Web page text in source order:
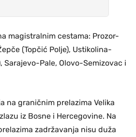
magistralnim cestama: Prozor-
(Topčić Polje), Ustikolina-
Sarajevo-Pale, Olovo-Semizovac i
na graničnim prelazima Velika
iz Bosne i Hercegovine. Na
zadržavanja nisu duža